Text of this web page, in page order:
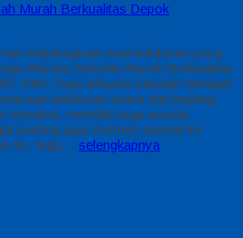
Murah Berkualitas Depok
kebahagiaan saat kelulusan yang
Wisuda Sekolah Murah Berkualitas
1060 Toga Wisuda Sekolah Menjadi
kelulusan siswa dari jenjang
tersebut, memiliki toga wisuda
penting agar momen spesial ini
itu, toga… selengkapnya